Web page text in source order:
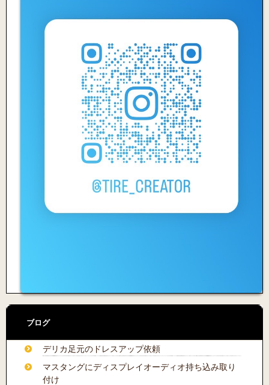
ブログ
デリカ足元のドレスアップ依頼
マスタングにディスプレイオーディオ持ち込み取り
付け